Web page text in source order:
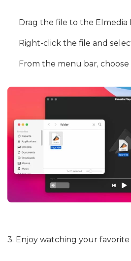
Drag the file to the Elmedia
Right-click the file and
From the menu bar, choose
3. Enjoy watching your favorite